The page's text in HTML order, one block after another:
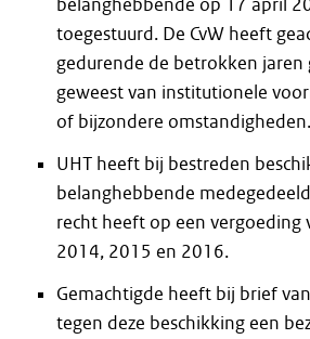
belanghebbende op 17 april
toegestuurd. De CvW heeft
gedurende de betrokken jaren
geweest van institutionele
of bijzondere omstandigheden.
UHT heeft bij bestreden
belanghebbende
recht heeft op een vergoeding
2014, 2015 en 2016.
Gemachtigde heeft bij brief
tegen deze beschikking een